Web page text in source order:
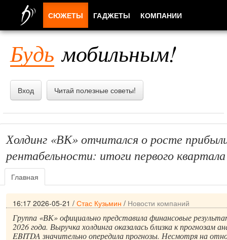
Будь мобильным!
Вход Читай полезные советы!
Холдинг «ВК» отчитался о росте
рентабельности: итоги первого
Главная
16:17 2026-05-21 / Стас Кузьмин / Новости компаний
Группа «ВК» официально представила финансовые
2026 года. Выручка холдинга оказалась близка к прогнозам
EBITDA значительно опередила прогнозы. Несмотря на
СЮЖЕТЫ ГАДЖЕТЫ КОМПАНИИ
ПРИЛОЖЕНИЯ